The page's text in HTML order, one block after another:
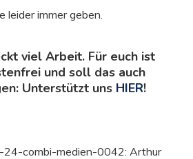
leider immer geben.
viel Arbeit. Für euch ist
und soll das auch
Unterstützt uns HIER!
combi-medien-0042: Arthur